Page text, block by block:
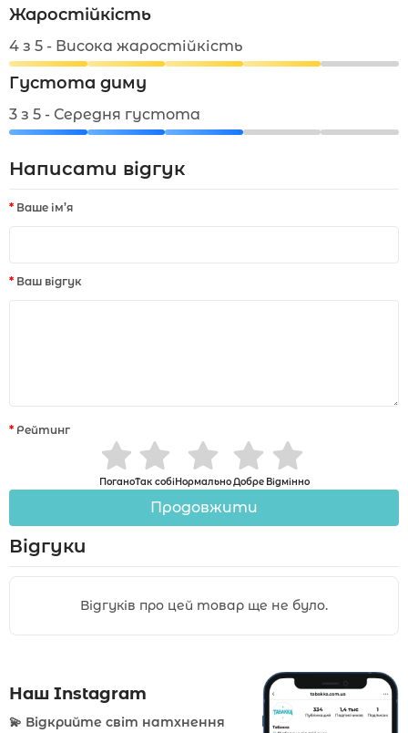
Жаростійкість
4 з 5 - Висока жаростійкість
Густота диму
3 з 5 - Середня густота
Написати відгук
Ваше ім’я
Ваш відгук
Рейтинг
ПоганоТак собіНормальноДобре Відмінно
Продовжити
Відгуки
Відгуків про цей товар ще не було.
Наш Instagram
💫 Відкрийте світ натхнення